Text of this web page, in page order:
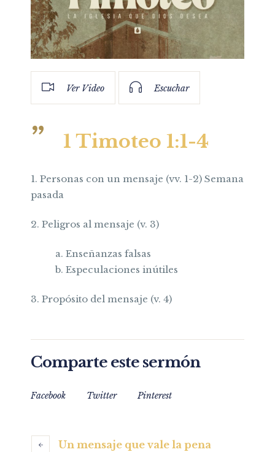
Ver Video Escuchar
1 Timoteo 1:1-4
1. Personas con un mensaje (vv. 1-2) Semana
pasada
2. Peligros al mensaje (v. 3)
a. Enseñanzas falsas
b. Especulaciones inútiles
3. Propósito del mensaje (v. 4)
Comparte este sermón
Facebook Twitter Pinterest
Un mensaje que vale la pena